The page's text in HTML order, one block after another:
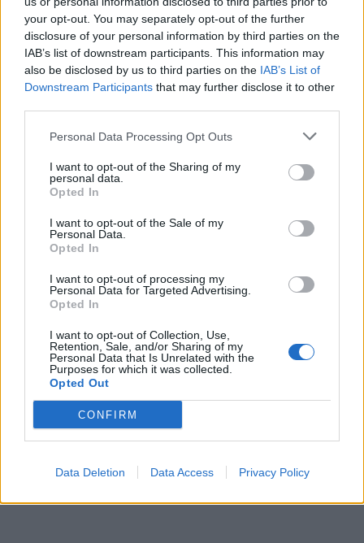
your opt-out. You may separately opt-out of the further
disclosure of your personal information by third parties on the
IAB’s list of downstream participants. This information may
also be disclosed by us to third parties on the IAB’s List of
Downstream Participants that may further disclose it to other
Personal Data Processing Opt Outs
I want to opt-out of the Sharing of my
personal data.
Opted In
I want to opt-out of the Sale of my
Personal Data.
Opted In
I want to opt-out of processing my
Personal Data for Targeted Advertising.
Opted In
I want to opt-out of Collection, Use,
Retention, Sale, and/or Sharing of my
Personal Data that Is Unrelated with the
Purposes for which it was collected.
Opted Out
CONFIRM
Data Deletion Data Access Privacy Policy